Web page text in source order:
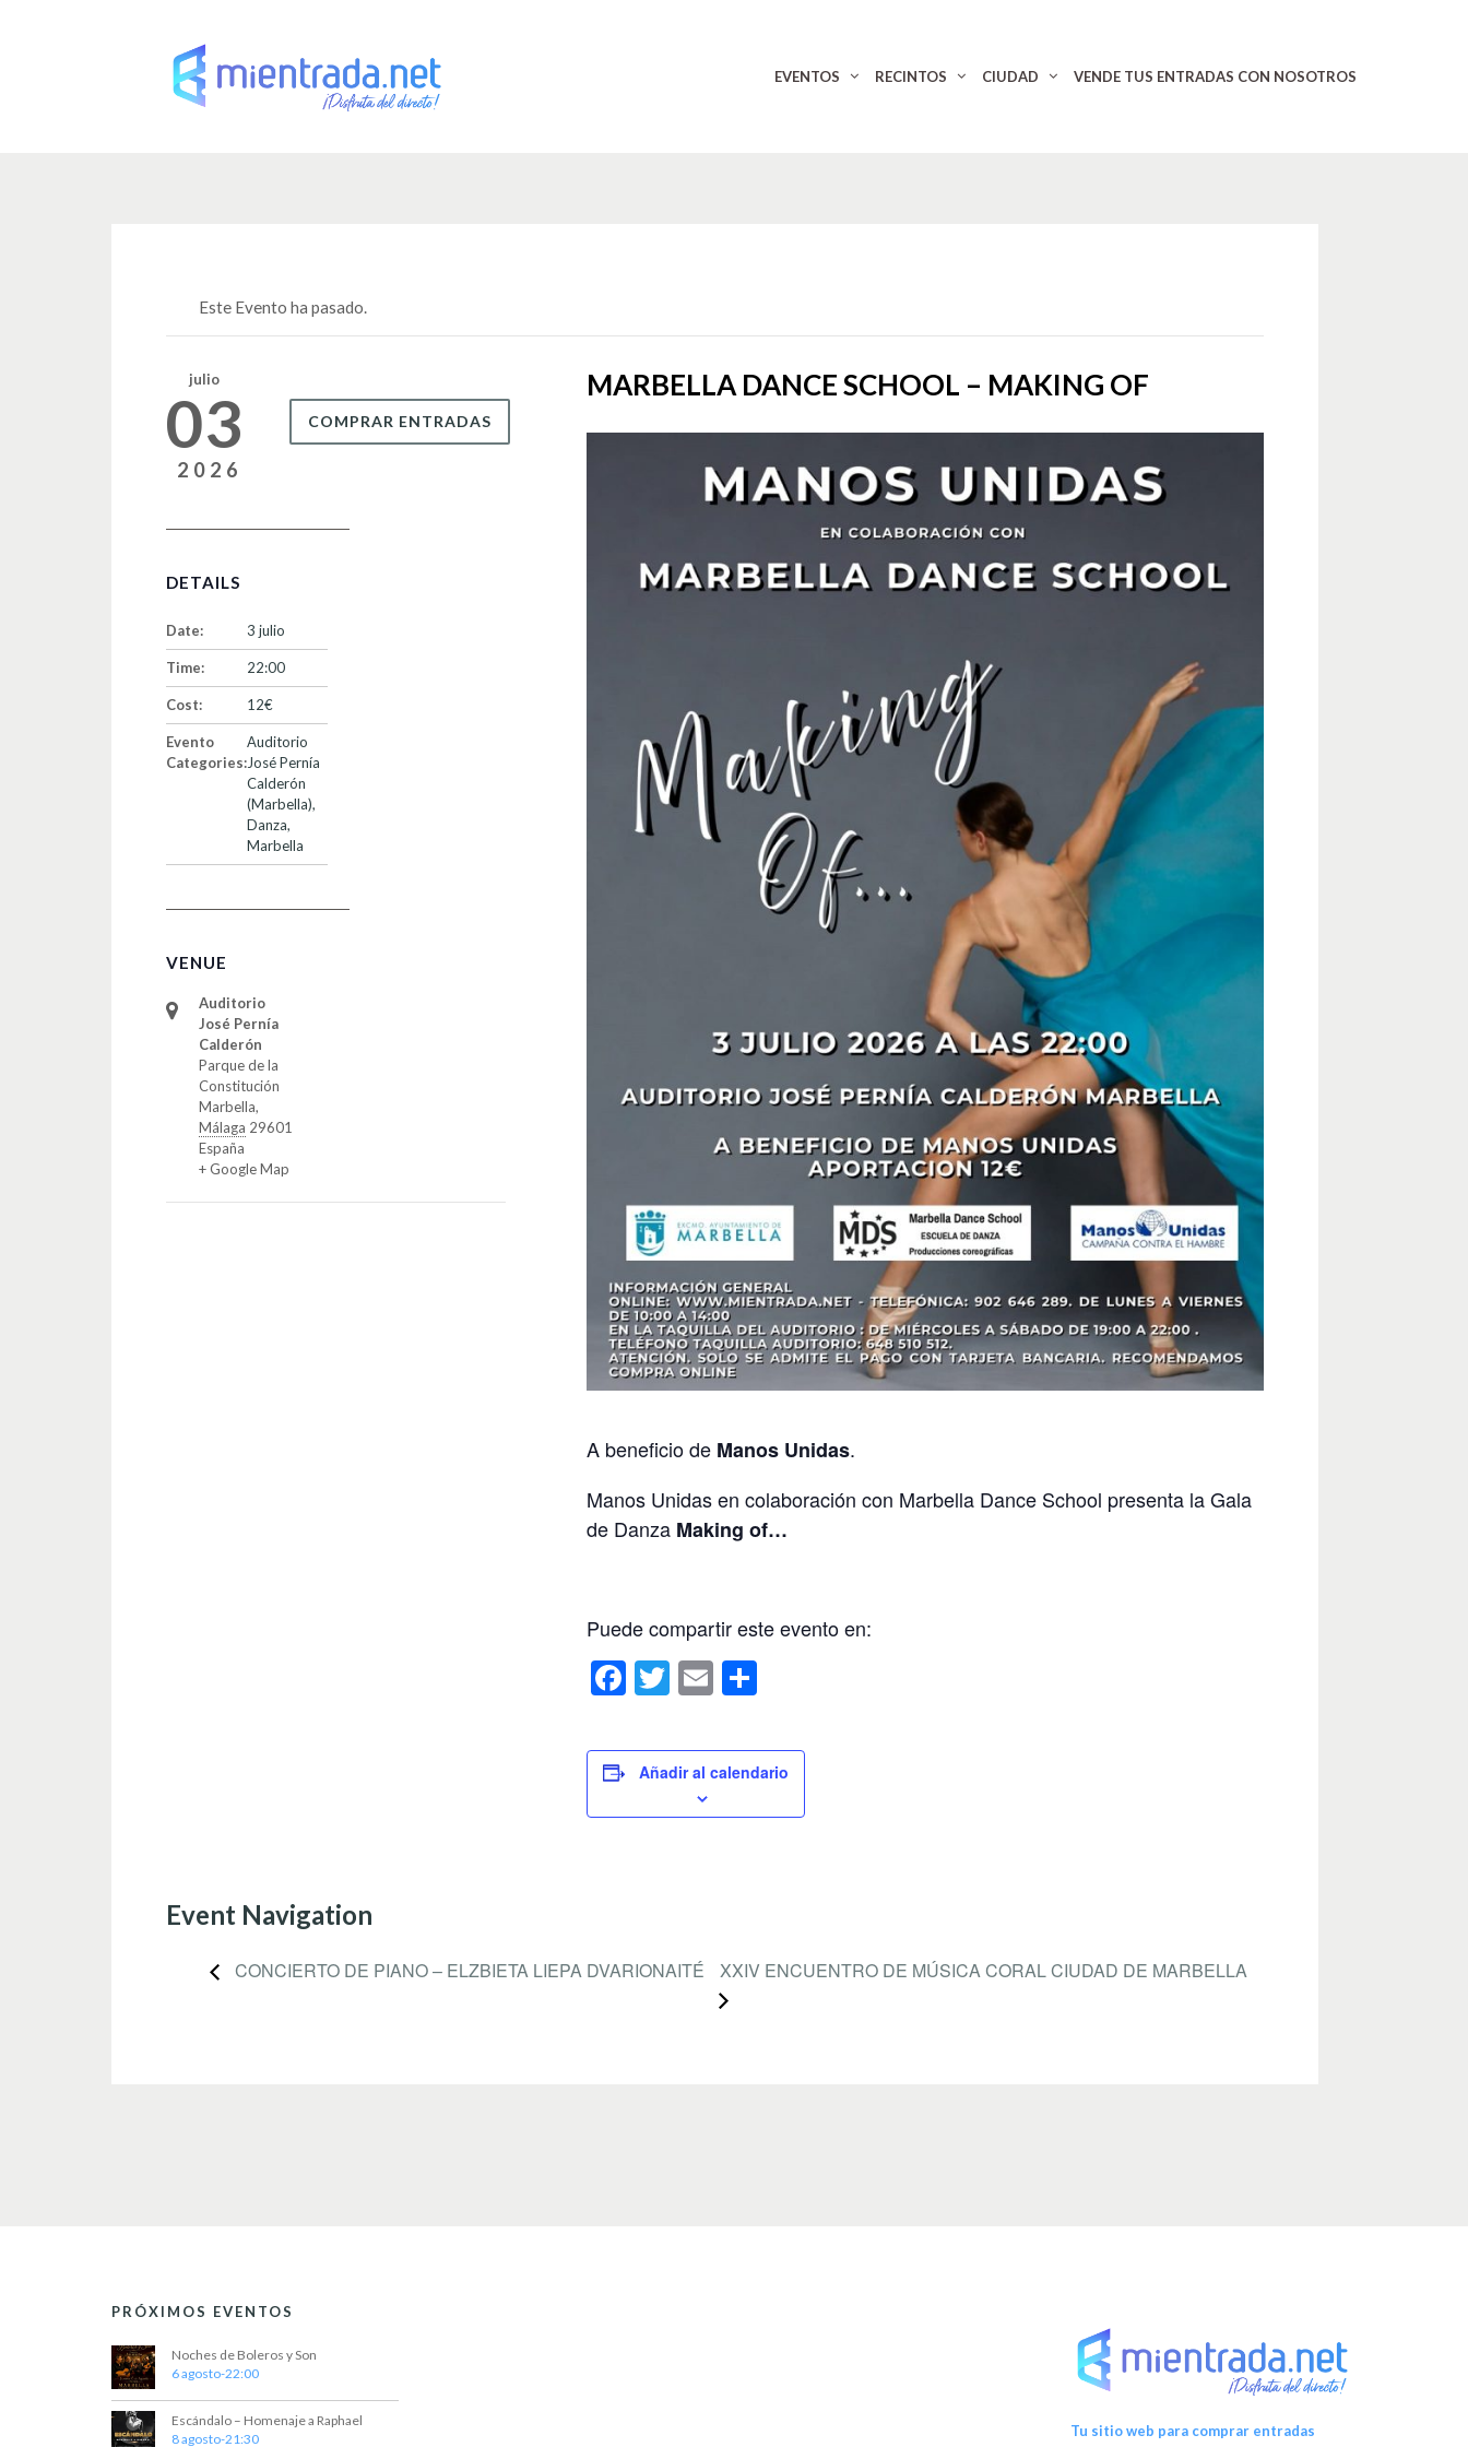
EVENTOS RECINTOS CIUDAD VENDE TUS ENTRADAS CON NOSOTROS
Este Evento ha pasado.
MARBELLA DANCE SCHOOL – MAKING OF
A beneficio de Manos Unidas.
Manos Unidas en colaboración con Marbella Dance School presenta la Gala
de Danza Making of…
Puede compartir este evento en:
F
c
e
b
T
tt
er
E
ail
C
m
p
ar
Añadir al calendario
julio
03
2026
COMPRAR ENTRADAS
DETAILS
Date: 3 julio
Time: 22:00
Cost: 12€
Evento
Categories:
Auditorio
José Pernía
Calderón
(Marbella),
Danza,
Marbella
VENUE
Auditorio
José Pernía
Calderón
Parque de la
Constitución
Marbella,
Málaga 29601
España
+ Google Map
Event Navigation
CONCIERTO DE PIANO – ELZBIETA LIEPA DVARIONAITÉ XXIV ENCUENTRO DE MÚSICA CORAL CIUDAD DE MARBELLA
PRÓXIMOS EVENTOS
Noches de Boleros y Son
6 agosto-22:00
Escándalo – Homenaje a Raphael
8 agosto-21:30
Tu sitio web para comprar entradas